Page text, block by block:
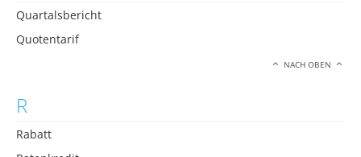
Quartalsbericht
Quotentarif
NACH OBEN
R
Rabatt